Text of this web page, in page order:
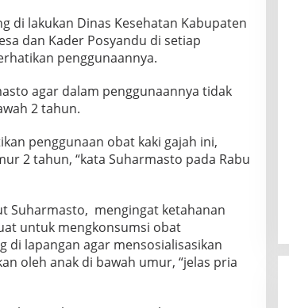
di lakukan Dinas Kesehatan Kabupaten
dan Kader Posyandu di setiap
penggunaannya.
agar dalam penggunaannya tidak
2 tahun.
penggunaan obat kaki gajah ini,
2 tahun, “kata Suharmasto pada Rabu
Suharmasto, mengingat ketahanan
untuk mengkonsumsi obat
di lapangan agar mensosialisasikan
oleh anak di bawah umur, “jelas pria